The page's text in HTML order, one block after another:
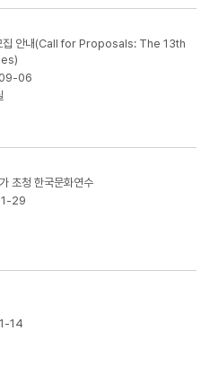
집 안내(Call for Proposals: The 13th
06
초청 한국문화연수
29
14